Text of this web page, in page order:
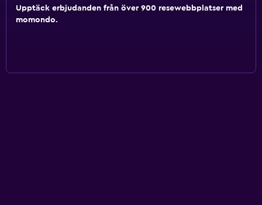
Upptäck erbjudanden från över 900 resewebbplatser med
momondo.